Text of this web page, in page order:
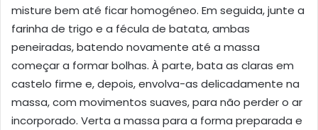
misture bem até ficar homogéneo. Em seguida, junte a
farinha de trigo e a fécula de batata, ambas
peneiradas, batendo novamente até a massa
começar a formar bolhas. À parte, bata as claras em
castelo firme e, depois, envolva-as delicadamente na
massa, com movimentos suaves, para não perder o ar
incorporado. Verta a massa para a forma preparada e